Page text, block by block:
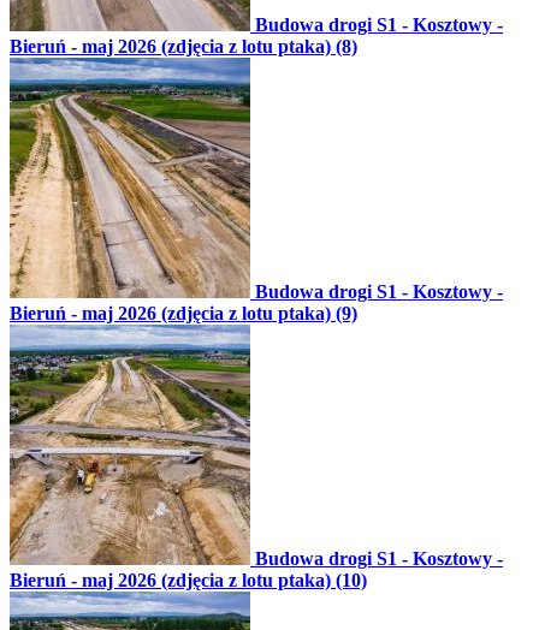
Budowa drogi S1 - Kosztowy -
Bieruń - maj 2026 (zdjęcia z lotu ptaka) (8)
Budowa drogi S1 - Kosztowy -
Bieruń - maj 2026 (zdjęcia z lotu ptaka) (9)
Budowa drogi S1 - Kosztowy -
Bieruń - maj 2026 (zdjęcia z lotu ptaka) (10)